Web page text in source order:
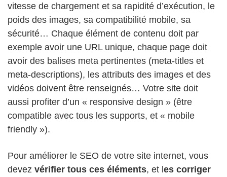
vitesse de chargement et sa rapidité d’exécution, le
poids des images, sa compatibilité mobile, sa
sécurité… Chaque élément de contenu doit par
exemple avoir une URL unique, chaque page doit
avoir des balises meta pertinentes (meta-titles et
meta-descriptions), les attributs des images et des
vidéos doivent être renseignés… Votre site doit
aussi profiter d’un « responsive design » (être
compatible avec tous les supports, et « mobile
friendly »).
Pour améliorer le SEO de votre site internet, vous
devez vérifier tous ces éléments, et les corriger